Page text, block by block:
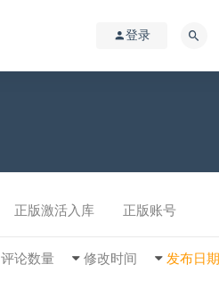
登录
正版激活入库 正版账号
发布日期
修改时间
评论数量